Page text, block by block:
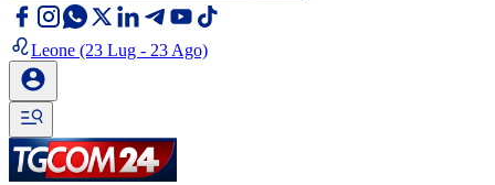
Leone (23 Lug - 23 Ago)